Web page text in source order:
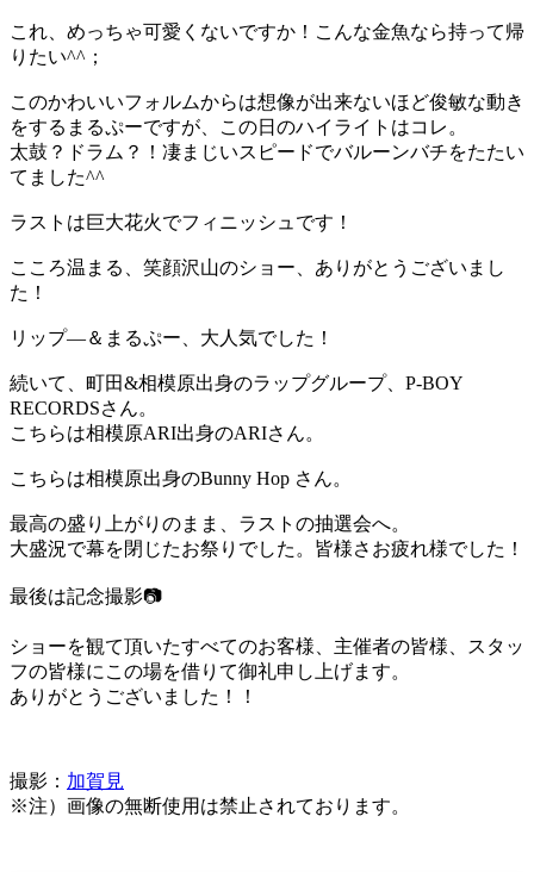
これ、めっちゃ可愛くないですか！こんな金魚なら持って帰
りたい^^；
このかわいいフォルムからは想像が出来ないほど俊敏な動き
をするまるぷーですが、この日のハイライトはコレ。
太鼓？ドラム？！凄まじいスピードでバルーンバチをたたい
てました^^
ラストは巨大花火でフィニッシュです！
こころ温まる、笑顔沢山のショー、ありがとうございまし
た！
リップ―＆まるぷー、大人気でした！
続いて、町田&相模原出身のラップグループ、P-BOY
RECORDSさん。
こちらは相模原ARI出身のARIさん。
こちらは相模原出身のBunny Hop さん。
最高の盛り上がりのまま、ラストの抽選会へ。
大盛況で幕を閉じたお祭りでした。皆様さお疲れ様でした！
最後は記念撮影📷
ショーを観て頂いたすべてのお客様、主催者の皆様、スタッ
フの皆様にこの場を借りて御礼申し上げます。
ありがとうございました！！
撮影： 加賀見
※注）画像の無断使用は禁止されております。